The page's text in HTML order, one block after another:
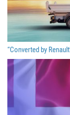
“Converted by